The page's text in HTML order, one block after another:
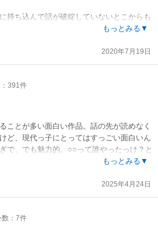
持ち込んで話が破綻していないとこからも
ねぇ。
できないので、わくわくしながらストーリ
人公が基本いい奴だしフっと笑えるギャグ
メって方じゃなければ、読みやすいと思い
のも、お得感アリ。
で、６巻早く出ないかな～
もっとみる▼
2020年7月19日
391件
ことが多い面白い作品。話の先が読めなく
ど、現代っ子にとってはすっごい面白いん
で、でも魅力的。○○って誰やったっけ？と
るけど。まず最初のインパクトでそれね、
敵か味方か、どうなっていくのか楽しみ。
とかが好きな人は、大好物でしょう。多少
くは描かれていないので皆読めるんじゃな
。面白いです。
もっとみる▼
2025年4月24日
数：7件